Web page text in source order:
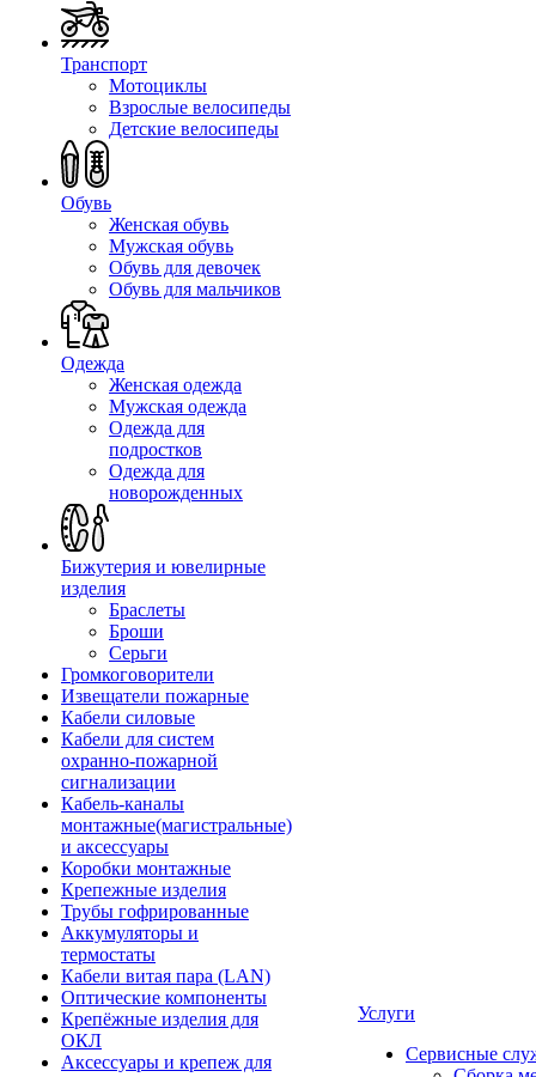
Транспорт
Мотоциклы
Взрослые велосипеды
Детские велосипеды
Обувь
Женская обувь
Мужская обувь
Обувь для девочек
Обувь для мальчиков
Одежда
Женская одежда
Мужская одежда
Одежда для
подростков
Одежда для
новорожденных
Бижутерия и ювелирные
изделия
Браслеты
Броши
Серьги
Громкоговорители
Извещатели пожарные
Кабели силовые
Кабели для систем
охранно-пожарной
сигнализации
Кабель-каналы
монтажные(магистральные)
и аксессуары
Коробки монтажные
Крепежные изделия
Трубы гофрированные
Аккумуляторы и
термостаты
Кабели витая пара (LAN)
Оптические компоненты
Крепёжные изделия для
ОКЛ
Аксессуары и крепеж для
Услуги
Сервисные